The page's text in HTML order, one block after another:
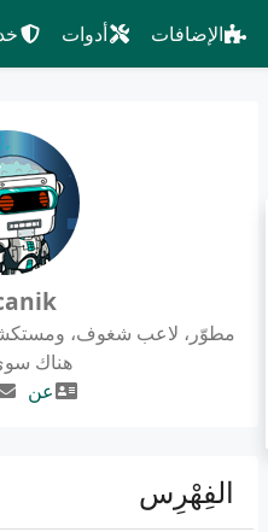
الإضافات أدوات
مطوّر، لاعب شغوف،
هناك
عن
الفِهْرِس